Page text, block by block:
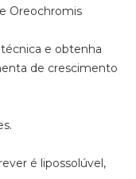
Oreochromis
e obtenha
de crescimento
é lipossolúvel,